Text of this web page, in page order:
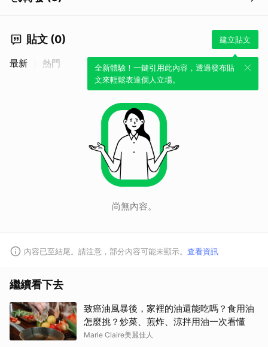
貼文 (0) 建立貼文
全新體驗！一鍵引用此內容，透過發布貼
文來輕鬆表達個人立場。
最新 熱門
尚無內容。
內容已至結尾。請注意，部分內容可能未顯示。 查看資訊
繼續看下去
致癌油風暴後，家裡的油還能吃嗎？食用油
怎麼挑？炒菜、煎炸、涼拌用油一次看懂
Marie Claire美麗佳人
取消